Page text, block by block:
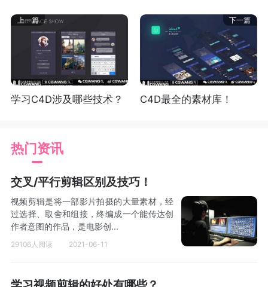
上一篇
学习C4D涉及哪些技术？
下一篇
C4D最全的素材库！
热门资讯
交叉/平行剪辑区别及技巧！
视频剪辑是将一部影片拍摄的大量素材，经
过选择、取舍和组接，终编成一个能传达创
作者意图的作品，是电影创...
29106人阅读 2021-06-11